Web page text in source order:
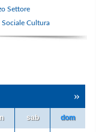
Settore
Sociale Cultura
»
sab dom